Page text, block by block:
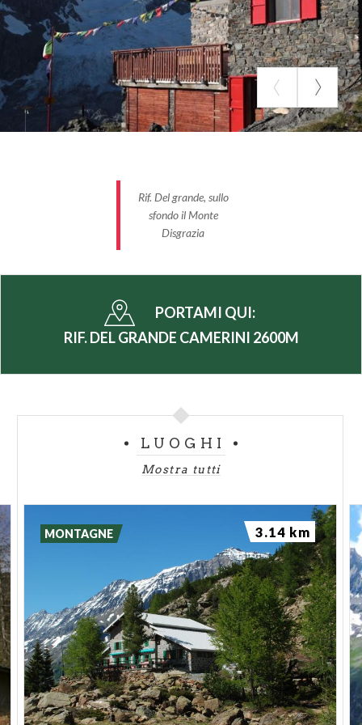
Rif. Del grande, sullo
sfondo il Monte
Disgrazia
PORTAMI QUI:
RIF. DEL GRANDE CAMERINI 2600M
LUOGHI
Mostra tutti
MONTAGNE 3.14 km